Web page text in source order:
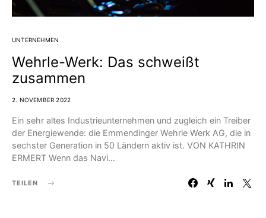
UNTERNEHMEN
Wehrle-Werk: Das schweißt
zusammen
2. NOVEMBER 2022
Ein sehr altes Industrieunternehmen und zugleich ein Treiber
der Energiewende: die Emmendinger Wehrle Werk AG, die in
sechster Generation in 50 Ländern aktiv ist. VON KATHRIN
ERMERT Wenn das Navi…
TEILEN